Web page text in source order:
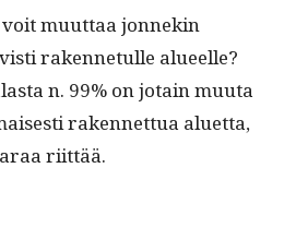
muut­taa jon­nekin
raken­netulle alueelle?
n. 99% on jotain muu­ta
raken­net­tua aluet­ta,
riittää.